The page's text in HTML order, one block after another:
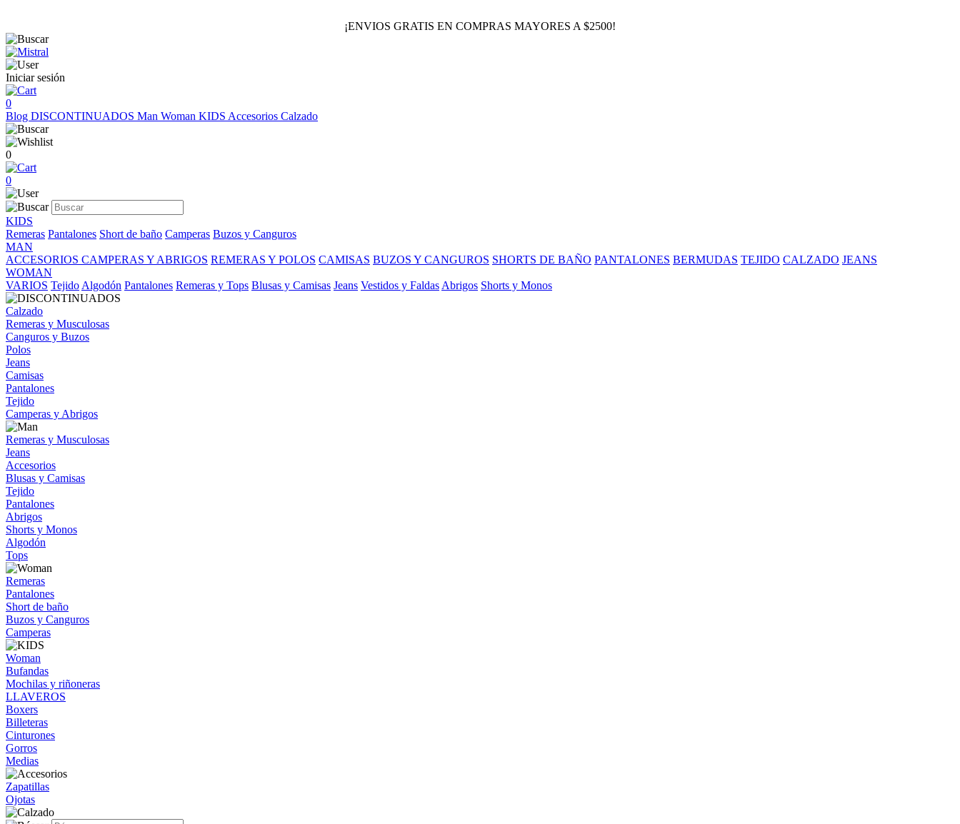
¡ENVIOS GRATIS EN COMPRAS MAYORES A $2500!
Iniciar sesión
0
Blog DISCONTINUADOS Man Woman KIDS Accesorios Calzado
0
0
KIDS
Remeras Pantalones Short de baño Camperas Buzos y Canguros
MAN
ACCESORIOS CAMPERAS Y ABRIGOS REMERAS Y POLOS CAMISAS BUZOS Y CANGUROS SHORTS DE BAÑO PANTALONES BERMUDAS TEJIDO CALZADO JEANS
WOMAN
VARIOS Tejido Algodón Pantalones Remeras y Tops Blusas y Camisas Jeans Vestidos y Faldas Abrigos Shorts y Monos
Calzado
Remeras y Musculosas
Canguros y Buzos
Polos
Jeans
Camisas
Pantalones
Tejido
Camperas y Abrigos
Remeras y Musculosas
Jeans
Accesorios
Blusas y Camisas
Tejido
Pantalones
Abrigos
Shorts y Monos
Algodón
Tops
Remeras
Pantalones
Short de baño
Buzos y Canguros
Camperas
Woman
Bufandas
Mochilas y riñoneras
LLAVEROS
Boxers
Billeteras
Cinturones
Gorros
Medias
Zapatillas
Ojotas